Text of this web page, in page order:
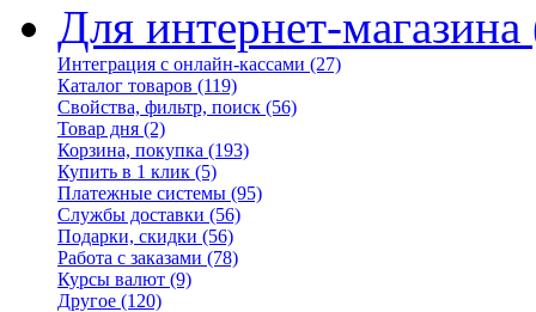
Для интернет-магазина
Интеграция с онлайн-кассами (27)
Каталог товаров (119)
Свойства, фильтр, поиск (56)
Товар дня (2)
Корзина, покупка (193)
Купить в 1 клик (5)
Платежные системы (95)
Службы доставки (56)
Подарки, скидки (56)
Работа с заказами (78)
Курсы валют (9)
Другое (120)